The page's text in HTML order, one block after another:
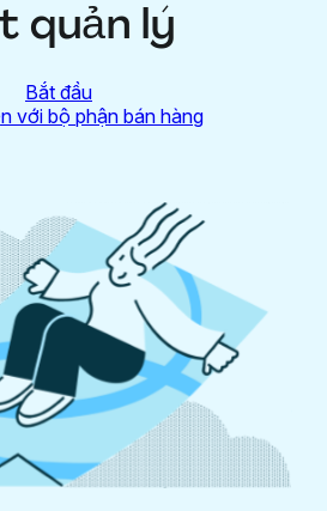
quản lý
Bắt đầu
với bộ phận bán hàng